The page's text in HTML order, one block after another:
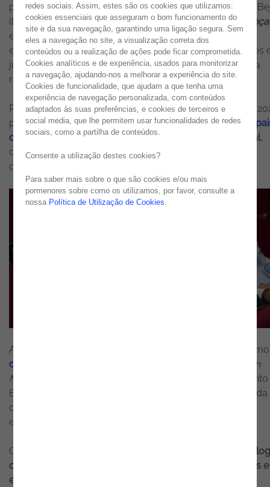
promovido pelo Lab UbiNET do Instituto Politécnico de
(IPBeja). Dedicada ao tema“Regulação de
esta edição reuniu especialistas, academia, empresas e
entidades públicas para discutir os desafios tecnológicos
jurídicos associados à evolução dacibersegurança e da
regulação digital.
Realizado nos dias 20 e 21 de maio, no IPBeja, o SimSIC
promoveu uma reflexão multidisciplinar sobreos
desafios atuais da cibersegurança
e da regulação digital,
cruzando perspetivas tecnológicas, jurídicas, éticas e
operacionais.
Ao longo da agenda, estiveram em destaque temas
diretiva NIS2
European
Media Freedom Act
, o Regulamento
Europeu da Inteligência Artificial e o impacto crescente da
desinformação e da proteção digital num contexto
empresarial e institucional cada vez mais exigente.
O evento contou ainda com
sessões dedicadas a
de cibersegurança, workshops práticos, demonstrações e
exercícios aplicados
redes sociais. Assim, estes são os cookies que utilizamos:
cookies essenciais que asseguram o bom funcionamento do
site e da sua navegação, garantindo uma ligação segura. Sem
eles a navegação no site, a visualização correta dos
conteúdos ou a realização de ações pode ficar comprometida.
Cookies analíticos e de experiência, usados para monitorizar
a navegação, ajudando-nos a melhorar a experiência do site.
Cookies de funcionalidade, que ajudam a que tenha uma
experiência de navegação personalizada, com conteúdos
adaptados às suas preferências, e cookies de terceiros e
social media, que lhe permitem usar funcionalidades de redes
sociais, como a partilha de conteúdos.
Consente a utilização destes cookies?
Para saber mais sobre o que são cookies e/ou mais
pormenores sobre como os utilizamos, por favor, consulte a
nossa Política de Utilização de Cookies.